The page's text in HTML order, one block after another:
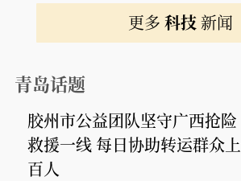
更多 科技新闻
青岛话题
胶州市公益团队坚守广西抢险
救援一线 每日协助转运群众上
百人